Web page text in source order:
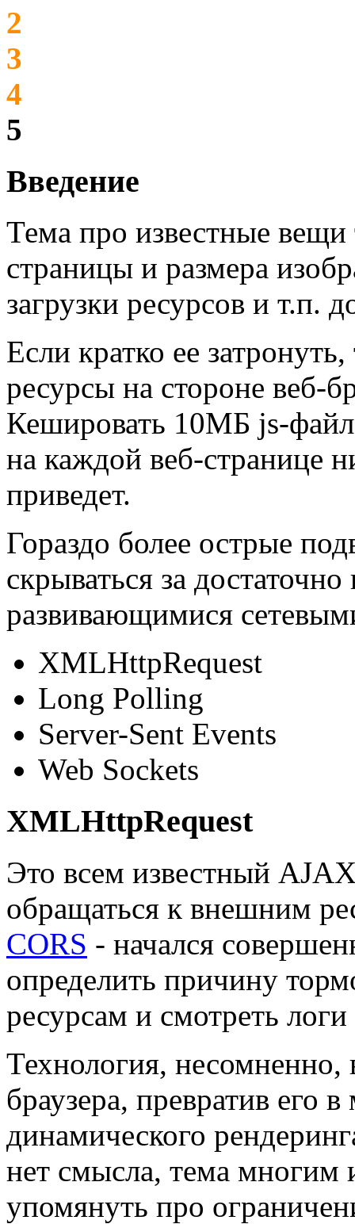
2
3
4
5
Введение
Тема про известные вещи
страницы и размера
загрузки ресурсов и т.п.
Если кратко ее
ресурсы на стороне веб-
Кешировать 10МБ js-файл
на каждой веб-странице
приведет.
Гораздо более острые
скрываться за
развивающимися
XMLHttpRequest
Long Polling
Server-Sent Events
Web Sockets
XMLHttpRequest
Это всем известный
обращаться к внешним
CORS - начался
определить причину
ресурсам и смотреть логи
Технология, несомненно,
браузера, превратив
динамического
нет смысла, тема многим
упомянуть про